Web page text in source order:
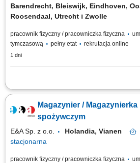
Barendrecht, Bleiswijk, Eindhoven,
Roosendaal, Utrecht i Zwolle
pracownik fizyczny / pracowniczka fizyczna
tymczasową
pełny etat rekrutacja online
1 dni
Zadania Przygotowywanie zamówień dla
Selekcja produktów pod kątem ich właściwego
poprawnej liczby sztuk. Zabezpieczanie towarów
Magazynier /
spożywczym
E&A Sp. z o.o. Holandia, Vianen
stacjonarna
pracownik fizyczny / pracowniczka fizyczna